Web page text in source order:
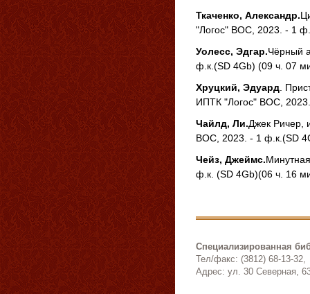
Ткаченко, Александр.
"Логос" ВОС, 2023. - 1
Уолесс, Эдгар.Чёрный
ф.к.(SD 4Gb) (09 ч. 07
Хруцкий, Эдуард .
ИПТК "Логос" ВОС,
Чайлд, Ли.Джек Ричер,
ВОС, 2023. - 1 ф.к.(SD
Чейз, Джеймс.
ф.к. (SD 4Gb)(06 ч. 16
Специализированная
Тел/факс: (3812) 68-13-32,
Адрес: ул. 30 Северная,